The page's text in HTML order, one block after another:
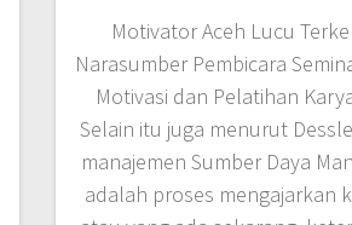
Motivator Aceh Lucu
Narasumber Pembicara
Motivasi dan Pelatihan
Selain itu juga menurut
manajemen Sumber Daya
adalah proses mengajarkan